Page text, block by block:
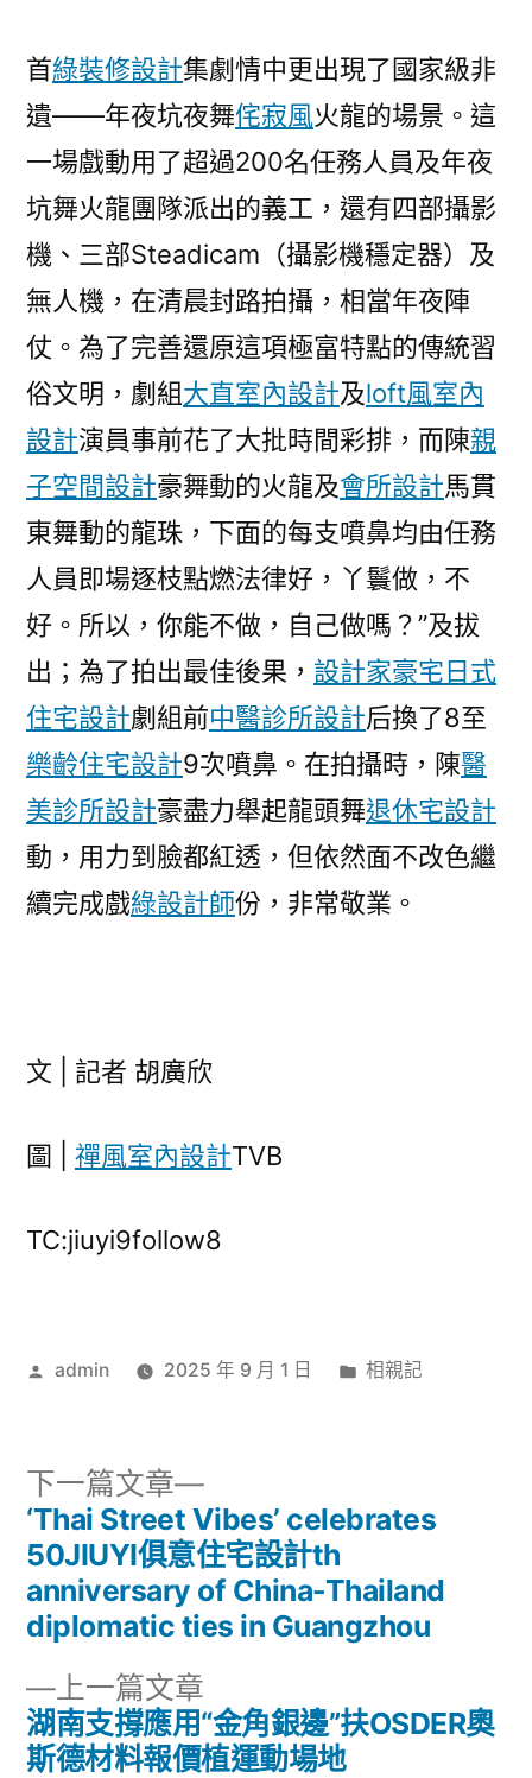
首綠裝修設計集劇情中更出現了國家級非
遺——年夜坑夜舞侘寂風火龍的場景。這
一場戲動用了超過200名任務人員及年夜
坑舞火龍團隊派出的義工，還有四部攝影
機、三部Steadicam（攝影機穩定器）及
無人機，在清晨封路拍攝，相當年夜陣
仗。為了完善還原這項極富特點的傳統習
俗文明，劇組大直室內設計及loft風室內
設計演員事前花了大批時間彩排，而陳親
子空間設計豪舞動的火龍及會所設計馬貫
東舞動的龍珠，下面的每支噴鼻均由任務
人員即場逐枝點燃法律好，丫鬟做，不
好。所以，你能不做，自己做嗎？”及拔
出；為了拍出最佳後果， 設計家豪宅日式
住宅設計劇組前中醫診所設計后換了8至
樂齡住宅設計9次噴鼻。在拍攝時，陳醫
美診所設計豪盡力舉起龍頭舞退休宅設計
動，用力到臉都紅透，但依然面不改色繼
續完成戲綠設計師份，非常敬業。
文 | 記者 胡廣欣
圖 | 禪風室內設計TVB
TC:jiuyi9follow8
作
admin 2025 年 9 月 1 日
分
相親記
文
章
導
覽 上一篇文章
一
篇
湖南支撐應用“金角銀邊”扶OSDER奧
斯德材料報價植運動場地
下一篇文章
下
一
篇
文
章:
‘Thai Street Vibes’ celebrates
50JIUYI俱意住宅設計th
anniversary of China-Thailand
diplomatic ties in Guangzhou